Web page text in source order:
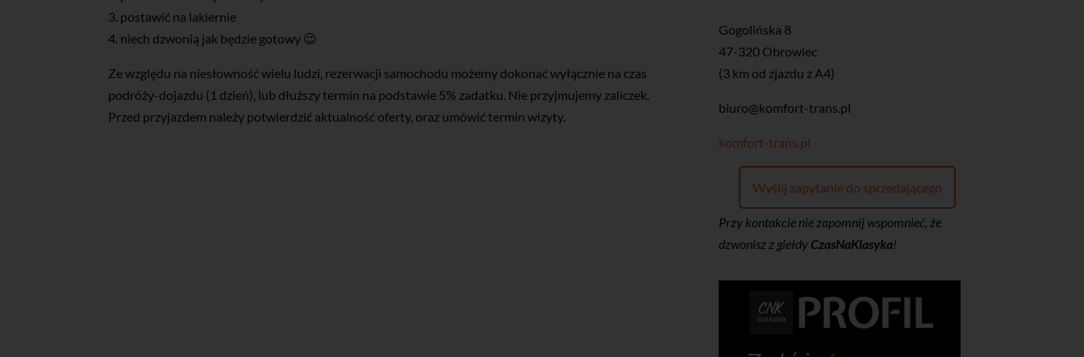
3. postawić na lakiernie
4. niech dzwonią jak będzie gotowy 😉
Ze względu na niesłowność wielu ludzi, rezerwacji samochodu możemy dokonać wyłącznie na czas
podróży-dojazdu (1 dzień), lub dłuższy termin na podstawie 5% zadatku. Nie przyjmujemy zaliczek.
Przed przyjazdem należy potwierdzić aktualność oferty, oraz umówić termin wizyty.
​Gogolińska 8
47-320 Obrowiec
(3 km od zjazdu z A4)
biuro@komfort-trans.pl
komfort-trans.pl
Wyślij zapytanie do sprzedającego
Przy kontakcie nie zapomnij wspomnieć, że
dzwonisz z giełdy CzasNaKlasyka!